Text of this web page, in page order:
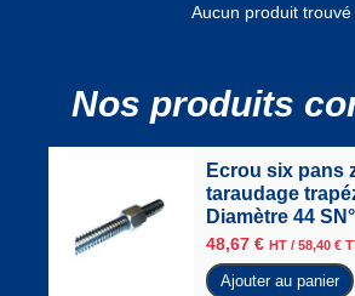
Aucun produit trouvé
Nos produits
Ecrou six pans
taraudage
Diamètre 44
48,67 € HT / 58,40 €
Ajouter au panier